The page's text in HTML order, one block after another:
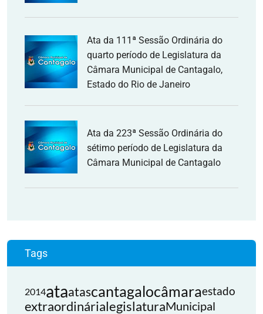
Ata da 111ª Sessão Ordinária do
quarto período de Legislatura da
Câmara Municipal de Cantagalo,
Estado do Rio de Janeiro
Ata da 223ª Sessão Ordinária do
sétimo período de Legislatura da
Câmara Municipal de Cantagalo
Tags
2014ataatascantagalocâmaraestado
extraordinárialegislaturaMunicipal